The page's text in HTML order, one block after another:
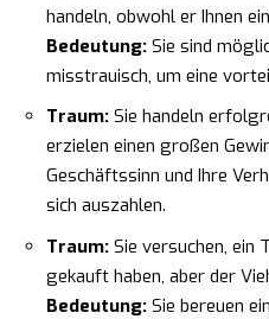
handeln, obwohl er Ihnen
Bedeutung: Sie sind
misstrauisch, um eine
Traum: Sie handeln
erzielen einen großen
Geschäftssinn und Ihre
sich auszahlen.
Traum: Sie versuchen, ein
gekauft haben, aber der
Bedeutung: Sie bereuen